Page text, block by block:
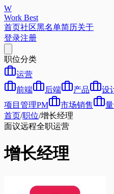
W
Work Best
首页社区黑名单简历关于
登录注册
职位分类
运营
前端
后端 产品 设
项目管理PM
市场销售
首页/职位/增长经理
面议远程全职运营
增长经理